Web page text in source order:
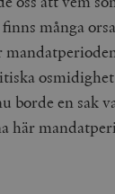
många
borde en sak
här
kakor tillåter
som
strikt nödvändiga